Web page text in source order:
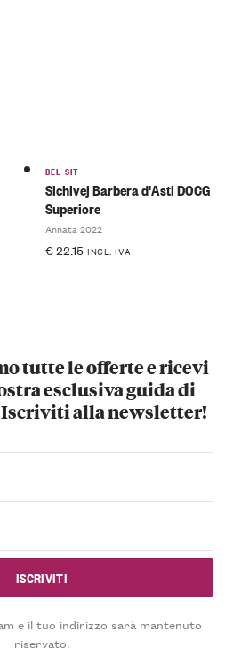
BEL SIT
Sichivej Barbera d'Asti DOCG
Superiore
Annata 2022
€22.15 INCL. IVA
tutte le offerte e ricevi
esclusiva guida di
alla newsletter!
e il tuo indirizzo sarà mantenuto
riservato.